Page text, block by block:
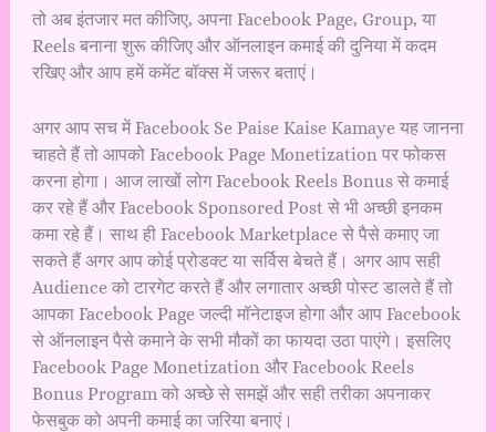
तो अब इंतजार मत कीजिए, अपना Facebook Page, Group, या
Reels बनाना शुरू कीजिए और ऑनलाइन कमाई की दुनिया में कदम
रखिए और आप हमें कमेंट बॉक्स में जरूर बताएं।
अगर आप सच में Facebook Se Paise Kaise Kamaye यह जानना
चाहते हैं तो आपको Facebook Page Monetization पर फोकस
करना होगा। आज लाखों लोग Facebook Reels Bonus से कमाई
कर रहे हैं और Facebook Sponsored Post से भी अच्छी इनकम
कमा रहे हैं। साथ ही Facebook Marketplace से पैसे कमाए जा
सकते हैं अगर आप कोई प्रोडक्ट या सर्विस बेचते हैं। अगर आप सही
Audience को टारगेट करते हैं और लगातार अच्छी पोस्ट डालते हैं तो
आपका Facebook Page जल्दी मॉनेटाइज होगा और आप Facebook
से ऑनलाइन पैसे कमाने के सभी मौकों का फायदा उठा पाएंगे। इसलिए
Facebook Page Monetization और Facebook Reels
Bonus Program को अच्छे से समझें और सही तरीका अपनाकर
फेसबुक को अपनी कमाई का जरिया बनाएं।